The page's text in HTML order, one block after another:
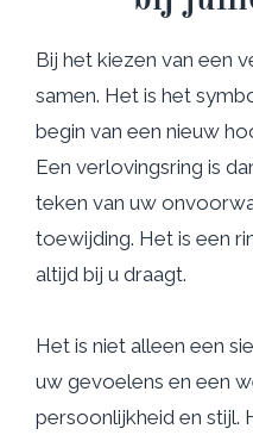
Bij het kiezen van een
samen. Het is het
begin van een nieuw
Een verlovingsring is
teken van uw
toewijding. Het is een
altijd bij u draagt.
Het is niet alleen een
uw gevoelens en een
persoonlijkheid en stijl.